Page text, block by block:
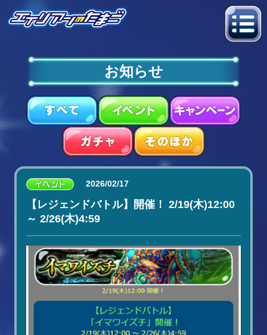
お知らせ
2026/02/17
【レジェンドバトル】開催！ 2/19(木)12:00
～ 2/26(木)4:59